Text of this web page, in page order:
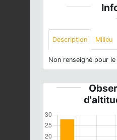
Description Milieu
Non renseigné pour